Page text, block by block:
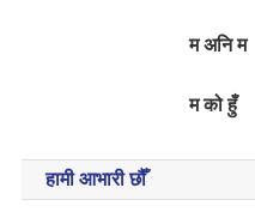
म अनि म
म को हुँ
हामी आभारी छौँ